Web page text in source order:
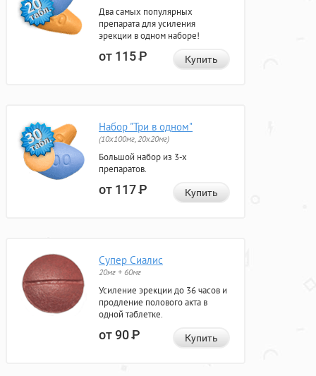
Два самых популярных
препарата для усиления
эрекции в одном наборе!
от 115Р Купить
Набор "Три в одном"
(10x100мг, 20x20мг)
Большой набор из 3-х
препаратов.
от 117Р Купить
Супер Сиалис
20мг + 60мг
Усиление эрекции до 36 часов и
продление полового акта в
одной таблетке.
от 90Р Купить